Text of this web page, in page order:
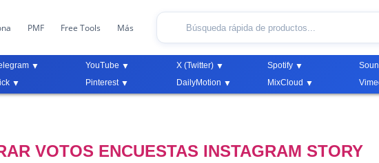
PMF Free Tools Más
YouTube X (Twitter) Spotify
Pinterest DailyMotion MixCloud
VOTOS ENCUESTAS INSTAGRAM STORY